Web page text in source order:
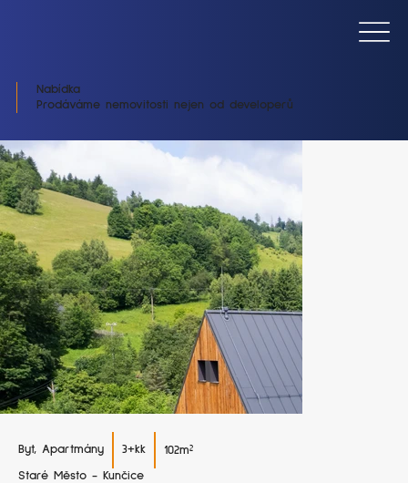
Byt, Apartmány 3+kk 102m²
Staré Město - Kunčice
Nabídka
Prodáváme nemovitosti nejen od developerů